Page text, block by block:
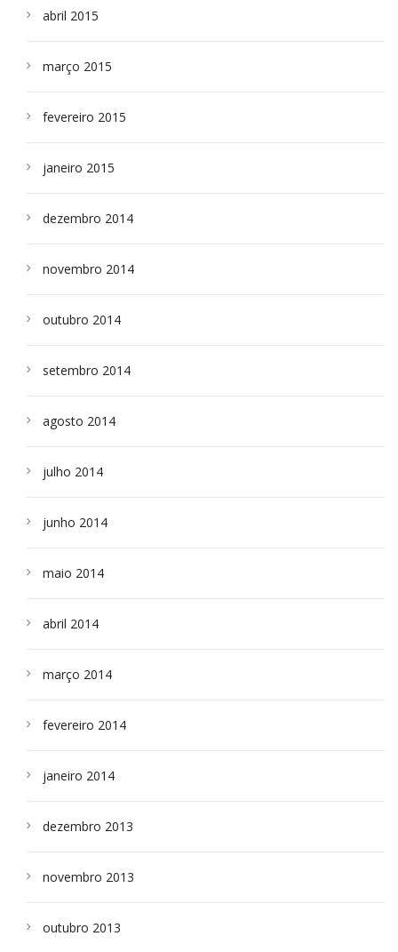
abril 2015
março 2015
fevereiro 2015
janeiro 2015
dezembro 2014
novembro 2014
outubro 2014
setembro 2014
agosto 2014
julho 2014
junho 2014
maio 2014
abril 2014
março 2014
fevereiro 2014
janeiro 2014
dezembro 2013
novembro 2013
outubro 2013